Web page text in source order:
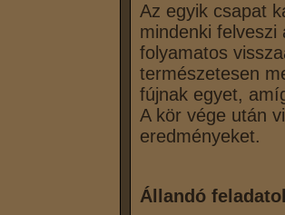
Az egyik csapat
mindenki felveszi
folyamatos
természetesen
fújnak egyet,
A kör vége után
eredményeket.
Állandó